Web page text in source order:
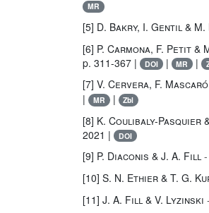
MR
[5] D. Bakry, I. Gentil & M.
[6] P. Carmona, F. Petit &
p. 311-367 |
DOI | MR |
[7] V. Cervera, F.
| MR | Zbl
[8] K. Coulibaly-Pasquier
2021 |
DOI
[9] P. Diaconis & J. A. Fill-
[10] S. N. Ethier & T. G.
[11] J. A. Fill & V. Lyzinski